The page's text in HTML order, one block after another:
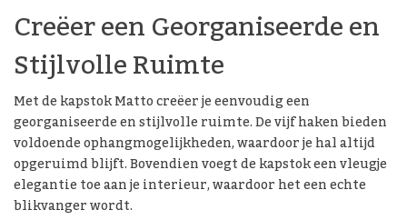
Creëer een Georganiseerde en
Stijlvolle Ruimte
Met de kapstok Matto creëer je eenvoudig een
georganiseerde en stijlvolle ruimte. De vijf haken bieden
voldoende ophangmogelijkheden, waardoor je hal altijd
opgeruimd blijft. Bovendien voegt de kapstok een vleugje
elegantie toe aan je interieur, waardoor het een echte
blikvanger wordt.